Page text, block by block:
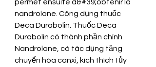
permet ensuite d&#39;obtenir la
nandrolone. Công dụng thuốc
Deca Durabolin. Thuốc Deca
Durabolin có thành phần chính
Nandrolone, có tác dụng tăng
chuyển hóa canxi, kích thích tủy